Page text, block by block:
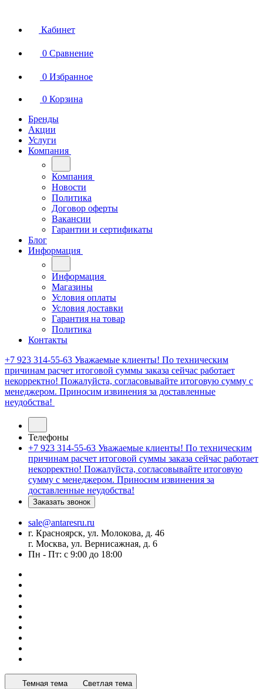
Кабинет
0 Сравнение
0 Избранное
0 Корзина
Бренды
Акции
Услуги
Компания
Компания
Новости
Политика
Договор оферты
Вакансии
Гарантии и сертификаты
Блог
Информация
Информация
Магазины
Условия оплаты
Условия доставки
Гарантия на товар
Политика
Контакты
+7 923 314-55-63 Уважаемые клиенты! По техническим
причинам расчет итоговой суммы заказа сейчас работает
некорректно! Пожалуйста, согласовывайте итоговую сумму с
менеджером. Приносим извинения за доставленные
неудобства!
Телефоны
+7 923 314-55-63 Уважаемые клиенты! По техническим
причинам расчет итоговой суммы заказа сейчас работает
некорректно! Пожалуйста, согласовывайте итоговую
сумму с менеджером. Приносим извинения за
доставленные неудобства!
Заказать звонок
sale@antaresru.ru
г. Красноярск, ул. Молокова, д. 46
г. Москва, ул. Вернисажная, д. 6
Пн - Пт: с 9:00 до 18:00
Темная тема Светлая тема